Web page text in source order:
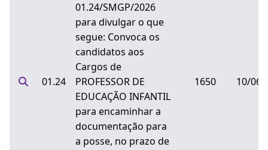
01.24
01.24/SMGP/2026
para divulgar o que
segue: Convoca os
candidatos aos
Cargos de
PROFESSOR DE
EDUCAÇÃO INFANTIL
para encaminhar a
documentação para
a posse, no prazo de
1650 10/06/